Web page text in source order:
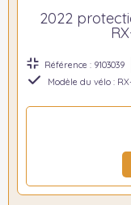
2022
Référence : 9103039
Modèle du vélo :